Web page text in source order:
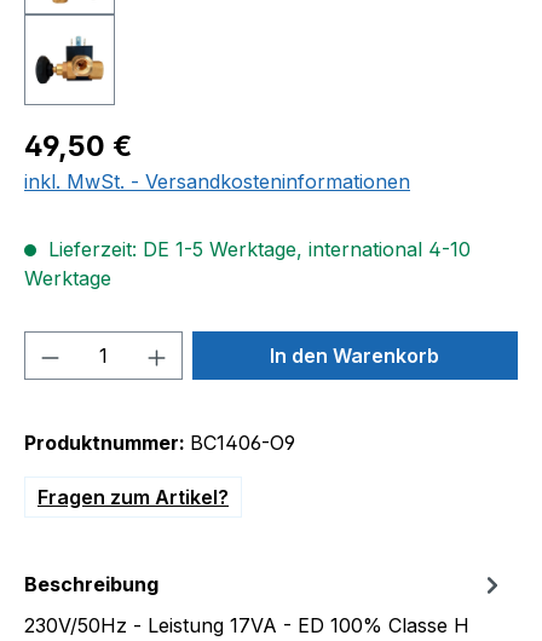
Regulärer Preis:
49,50 €
inkl. MwSt. - Versandkosteninformationen
Lieferzeit: DE 1-5 Werktage, international 4-10
Werktage
Produkt Anzahl: Gib denIn den Warenkorb
Produktnummer: BC1406-O9
Fragen zum Artikel?
Beschreibung
230V/50Hz - Leistung 17VA - ED 100% Classe H